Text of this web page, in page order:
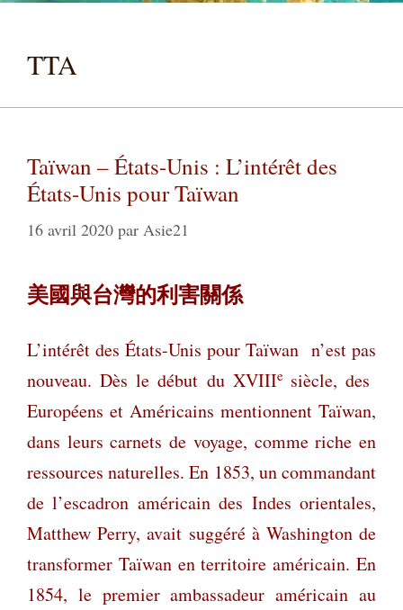
TTA
Taïwan – États-Unis : L’intérêt des
États-Unis pour Taïwan
16 avril 2020 par Asie21
美國與台灣的利害關係
L’intérêt des États-Unis pour Taïwan n’est pas
nouveau. Dès le début du XVIIIe siècle, des
Européens et Américains mentionnent Taïwan,
dans leurs carnets de voyage, comme riche en
ressources naturelles. En 1853, un commandant
de l’escadron américain des Indes orientales,
Matthew Perry, avait suggéré à Washington de
transformer Taïwan en territoire américain. En
1854, le premier ambassadeur américain au